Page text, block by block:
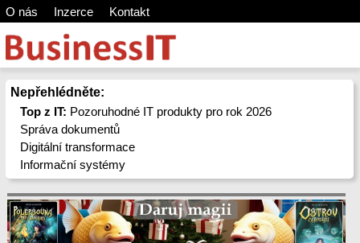
O nás Inzerce Kontakt
Nepřehlédněte:
Top z IT: Pozoruhodné IT produkty pro rok 2026
Správa dokumentů
Digitální transformace
Informační systémy